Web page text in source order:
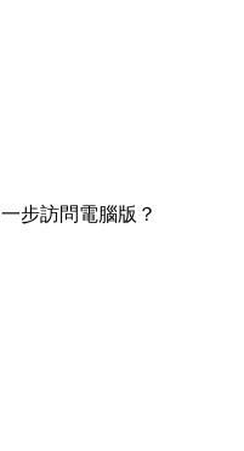
步訪問電腦版？